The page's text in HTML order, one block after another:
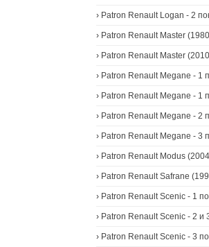
› Patron Renault Logan - 2
› Patron Renault Master
› Patron Renault Master
› Patron Renault Megane - 1
› Patron Renault Megane - 1
› Patron Renault Megane - 2
› Patron Renault Megane - 3
› Patron Renault Modus
› Patron Renault Safrane
› Patron Renault Scenic - 1
› Patron Renault Scenic - 2 и
› Patron Renault Scenic - 3